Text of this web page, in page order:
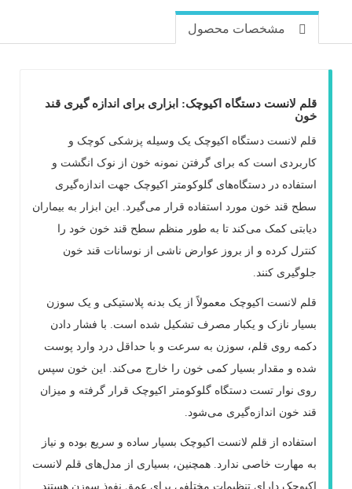
مشخصات محصول
قلم لانست دستگاه اکیوچک: ابزاری برای اندازه گیری قند
خون
قلم لانست دستگاه اکیوچک یک وسیله پزشکی کوچک و
کاربردی است که برای گرفتن نمونه خون از نوک انگشت و
استفاده در دستگاه‌های گلوکومتر اکیوچک جهت اندازه‌گیری
سطح قند خون مورد استفاده قرار می‌گیرد. این ابزار به بیماران
دیابتی کمک می‌کند تا به طور منظم سطح قند خون خود را
کنترل کرده و از بروز عوارض ناشی از نوسانات قند خون
جلوگیری کنند.
قلم لانست اکیوچک معمولاً از یک بدنه پلاستیکی و یک سوزن
بسیار نازک و یکبار مصرف تشکیل شده است. با فشار دادن
دکمه روی قلم، سوزن به سرعت و با حداقل درد وارد پوست
شده و مقدار بسیار کمی خون را خارج می‌کند. این خون سپس
روی نوار تست دستگاه گلوکومتر اکیوچک قرار گرفته و میزان
قند خون اندازه‌گیری می‌شود.
استفاده از قلم لانست اکیوچک بسیار ساده و سریع بوده و نیاز
به مهارت خاصی ندارد. همچنین، بسیاری از مدل‌های قلم لانست
اکیوچک دارای تنظیمات مختلفی برای عمق نفوذ سوزن هستند